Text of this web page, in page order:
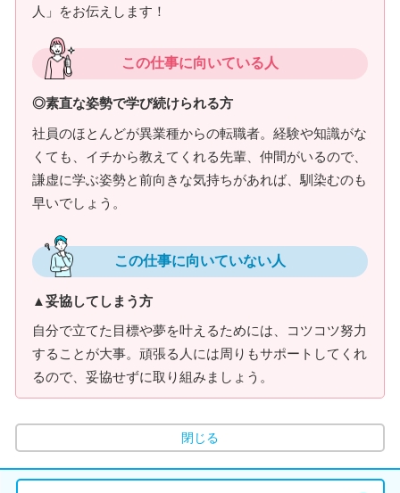
人」をお伝えします！
この仕事に向いている人
◎素直な姿勢で学び続けられる方
社員のほとんどが異業種からの転職者。経験や知識がな
くても、イチから教えてくれる先輩、仲間がいるので、
謙虚に学ぶ姿勢と前向きな気持ちがあれば、馴染むのも
早いでしょう。
この仕事に向いていない人
▲妥協してしまう方
自分で立てた目標や夢を叶えるためには、コツコツ努力
することが大事。頑張る人には周りもサポートしてくれ
るので、妥協せずに取り組みましょう。
閉じる